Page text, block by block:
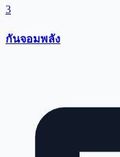
3
กันจอมพลัง